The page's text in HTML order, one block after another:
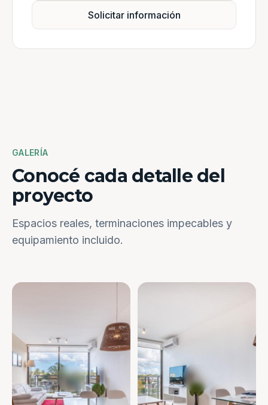
Solicitar información
GALERÍA
Conocé cada detalle del
proyecto
Espacios reales, terminaciones impecables y
equipamiento incluido.